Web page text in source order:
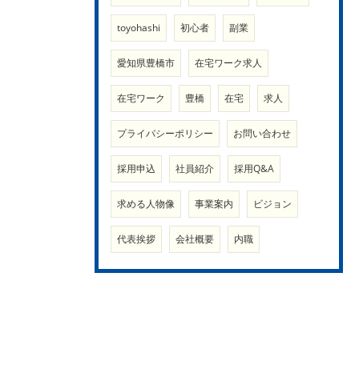
toyohashi 初心者 副業
愛知県豊橋市 在宅ワーク求人
在宅ワーク 豊橋 在宅 求人
プライバシーポリシー お問い合わせ
採用申込 社員紹介 採用Q&A
求める人物像 事業案内 ビジョン
代表挨拶 会社概要 内職